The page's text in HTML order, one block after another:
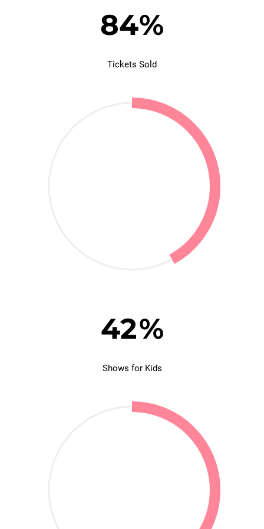
84%
Tickets Sold
42%
Shows for Kids